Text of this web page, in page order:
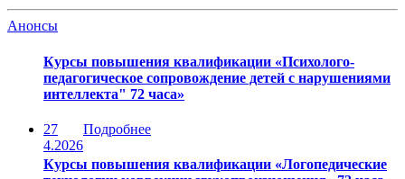
Анонсы
Курсы повышения квалификации «Психолого-
педагогическое сопровождение детей с нарушениями
интеллекта" 72 часа»
27
4.2026
Подробнее
Курсы повышения квалификации «Логопедические